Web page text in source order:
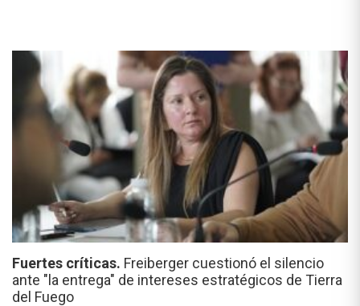
Fuertes críticas. Freiberger cuestionó el silencio
ante "la entrega" de intereses estratégicos de Tierra
del Fuego